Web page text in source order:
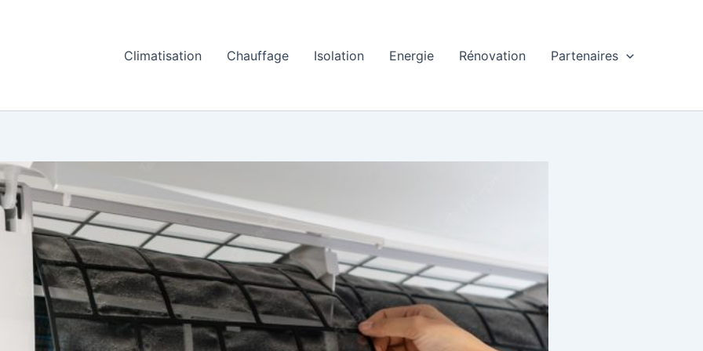
Climatisation Chauffage Isolation Energie Rénovation Partenaires